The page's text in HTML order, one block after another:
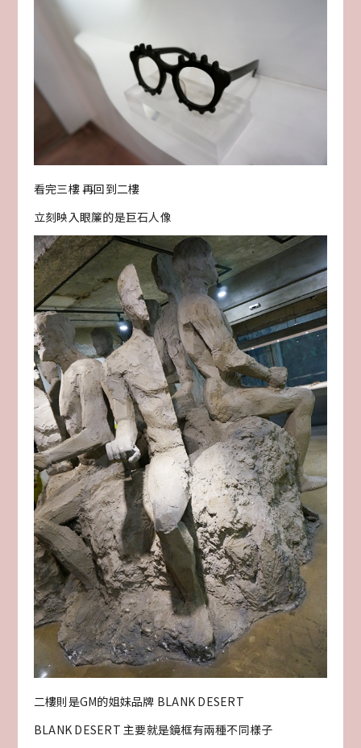
看完三樓 再回到二樓
立刻映入眼簾的是巨石人像
二樓則是GM的姐妹品牌 BLANK DESERT
BLANK DESERT 主要就是鏡框有兩種不同樣子